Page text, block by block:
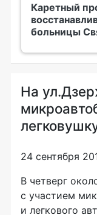
Каретный
больницы
На
24 сентября
В четверг
с участием
и легкового